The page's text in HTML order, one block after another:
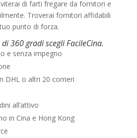
di farti fregare da fornitori e
Troverai fornitori affidabili
punto di forza.
360 gradi scegli FacileCina.
e senza impegno
DHL o altri 20 corrieri
all’attivo
in Cina e Hong Kong